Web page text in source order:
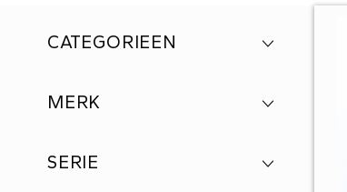
CATEGORIEEN
MERK
SERIE